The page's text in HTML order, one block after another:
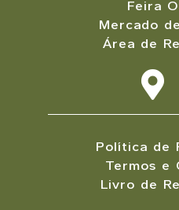
Feira
Mercado
Área de
Política de
Termos e
Livro de